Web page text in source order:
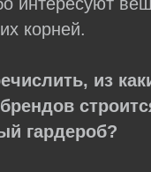
корней.
из
гардероб?